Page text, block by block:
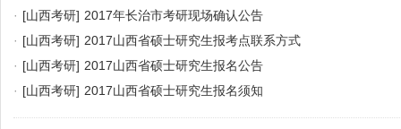
· [山西考研] 2017年长治市考研现场确认公告
· [山西考研] 2017山西省硕士研究生报考点联系方式
· [山西考研] 2017山西省硕士研究生报名公告
· [山西考研] 2017山西省硕士研究生报名须知